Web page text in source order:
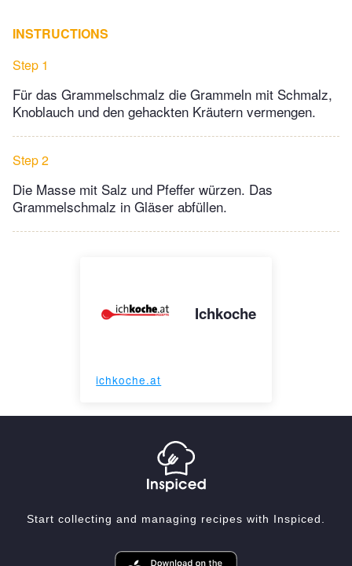
INSTRUCTIONS
Step 1
Für das Grammelschmalz die Grammeln mit Schmalz,
Knoblauch und den gehackten Kräutern vermengen.
Step 2
Die Masse mit Salz und Pfeffer würzen. Das
Grammelschmalz in Gläser abfüllen.
Ichkoche
ichkoche.at
Start collecting and managing recipes with Inspiced.